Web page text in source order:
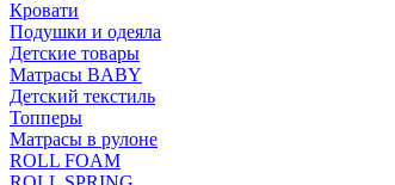
Кровати
Подушки и одеяла
Детские товары
Матрасы BABY
Детский текстиль
Топперы
Матрасы в рулоне
ROLL FOAM